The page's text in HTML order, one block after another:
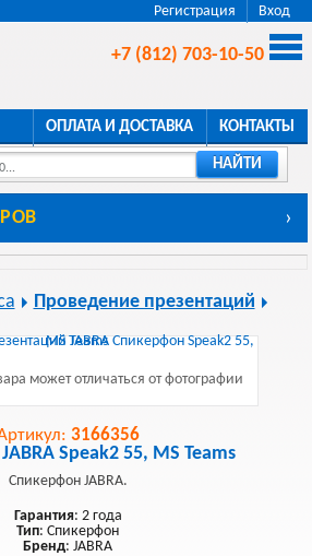
Регистрация Вход
+7 (812) 703-10-50
ОПЛАТА И ДОСТАВКА КОНТАКТЫ
НАЙТИ
›
Проведение презентаций
может отличаться от фотографии
3166356
Speak2 55, MS Teams
Спикерфон JABRA.
Гарантия: 2 года
Тип: Спикерфон
Бренд: JABRA